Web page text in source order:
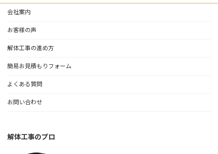
会社案内
お客様の声
解体工事の進め方
簡易お見積もりフォーム
よくある質問
お問い合わせ
解体工事のプロ